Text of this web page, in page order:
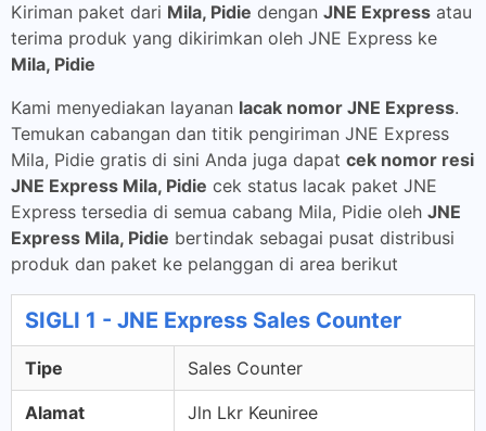
Kiriman paket dari Mila, Pidie dengan JNE Express atau
terima produk yang dikirimkan oleh JNE Express ke
Mila, Pidie
Kami menyediakan layanan lacak nomor JNE Express.
Temukan cabangan dan titik pengiriman JNE Express
Mila, Pidie gratis di sini Anda juga dapat cek nomor resi
JNE Express Mila, Pidie cek status lacak paket JNE
Express tersedia di semua cabang Mila, Pidie oleh JNE
Express Mila, Pidie bertindak sebagai pusat distribusi
produk dan paket ke pelanggan di area berikut
SIGLI 1 - JNE Express Sales Counter
Tipe Sales Counter
Alamat Jln Lkr Keuniree